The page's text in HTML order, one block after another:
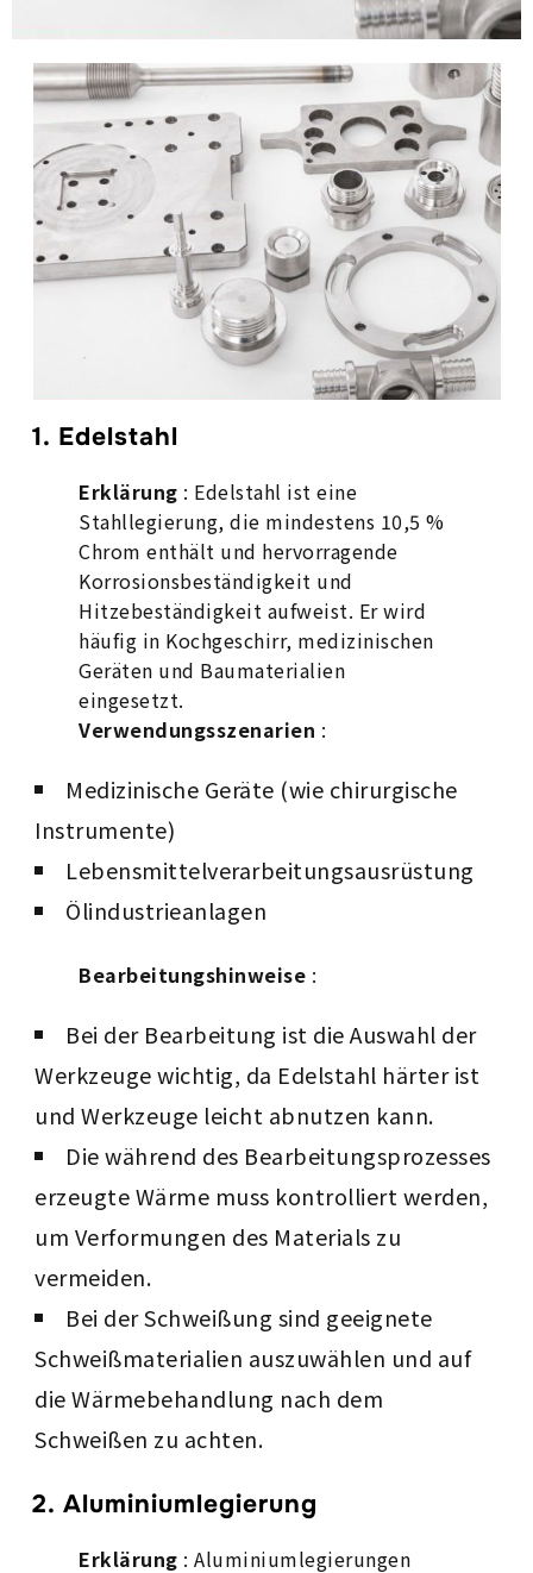
1. Edelstahl
Erklärung : Edelstahl ist eine
Stahllegierung, die mindestens 10,5 %
Chrom enthält und hervorragende
Korrosionsbeständigkeit und
Hitzebeständigkeit aufweist. Er wird
häufig in Kochgeschirr, medizinischen
Geräten und Baumaterialien
eingesetzt.
Verwendungsszenarien :
Medizinische Geräte (wie chirurgische
Instrumente)
Lebensmittelverarbeitungsausrüstung
Ölindustrieanlagen
Bearbeitungshinweise :
Bei der Bearbeitung ist die Auswahl der
Werkzeuge wichtig, da Edelstahl härter ist
und Werkzeuge leicht abnutzen kann.
Die während des Bearbeitungsprozesses
erzeugte Wärme muss kontrolliert werden,
um Verformungen des Materials zu
vermeiden.
Bei der Schweißung sind geeignete
Schweißmaterialien auszuwählen und auf
die Wärmebehandlung nach dem
Schweißen zu achten.
2. Aluminiumlegierung
Erklärung : Aluminiumlegierungen